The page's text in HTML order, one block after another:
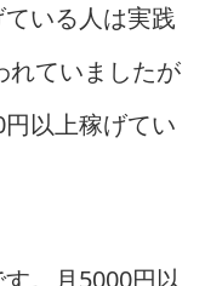
いる人は実践
れていましたが
以上稼げてい